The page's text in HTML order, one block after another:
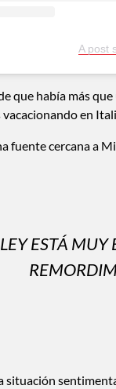
A post
que había más que
en
fuente cercana a
ESTÁ MUY
situación